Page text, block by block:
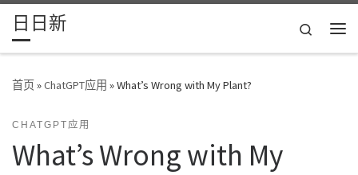
Skip to content
日日新
Search
首页»ChatGPT应用 »What’s Wrong with My Plant?
CHATGPT应用
What’s Wrong with My